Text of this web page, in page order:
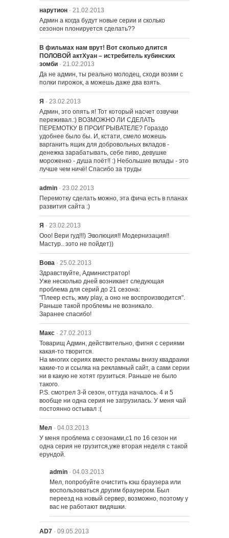
нарутион · 21.02.2013
Админ а когда будут новые серии и сколько
сезонон плонируется сделать??
В фильмах нам врут! Вот сколько длится
ПОЛОВОЙ актХуан – истребитель кубинских
зомби · 21.02.2013
Да не админ, ты реально молодец, сходи возми с
полки пирожок, а можешь даже два взять.
Я · 23.02.2013
Админ, это опять я! Тот который насчет озвучки
переживал.:) ВОЗМОЖНО ЛИ СДЕЛАТЬ
ПЕРЕМОТКУ В ПРОИГРЫВАТЕЛЕ? Гораздо
удобнее было бы. И, кстати, смело можешь
варганить ящик для добровольных вкладов -
денежка зарабатывать, себе пиво, девушке
мороженко - душа поёт!! :) Небольшие вклады - это
лучше чем ничё! Спасибо за труды
admin · 23.02.2013
Перемотку сделать можно, эта фича есть в планах
развития сайта :)
Я · 23.02.2013
Ооо! Вери гуд!!!) Эволюция!! Модернизация!!
Мастур.. ээто не пойдет))
Вова · 25.02.2013
Здравствуйте, Администратор!
Уже несколько дней возникает следующая
проблема для серий до 21 сезона:
"Плеер есть, жму play, а оно не воспроизводится".
Раньше такой проблемы не возникало.
Заранее спасибо!
Макс · 27.02.2013
Товарищ Админ, действительно, фигня с сериями
какая-то творится.
На многих сериях вместо рекламы внизу квадраики
какие-то и ссылка на рекламный сайт, а сами серии
ни в какую не хотят грузиться. Раньше не было
такого.
P.S. смотрел 3-й сезон, оттуда началось. 4 и 5
вообще ни одна серия не загрузилась. У меня чай
постоянно остывал :(
Мел · 04.03.2013
У меня проблема с сезонами,с1 по 16 сезон ни
одна серия не грузится,уже вторая неделя с такой
ерундой.
admin · 04.03.2013
Мел, попробуйте очистить кэш браузера или
воспользоваться другим браузером. Был
переезд на новый сервер, возможно, поэтому у
вас не работают видяшки.
AD7 · 09.05.2013